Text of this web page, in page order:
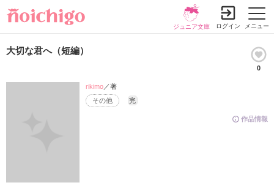
メニュー
ジュニア文庫 ログイン
大切な君へ（短編）
0
作品情報
その他 完
rikimo／著